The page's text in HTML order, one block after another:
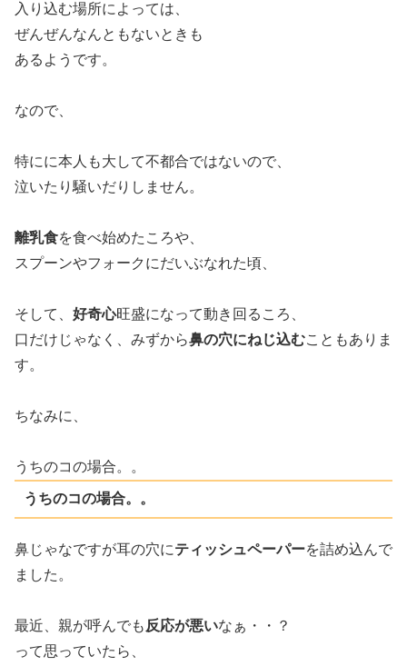
入り込む場所によっては、
ぜんぜんなんともないときも
あるようです。
なので、
特にに本人も大して不都合ではないので、
泣いたり騒いだりしません。
離乳食を食べ始めたころや、
スプーンやフォークにだいぶなれた頃、
そして、 好奇心旺盛になって動き回るころ、
口だけじゃなく、みずから鼻の穴にねじ込むこともありま
す。
ちなみに、
うちのコの場合。。
うちのコの場合。。
鼻じゃなですが耳の穴にティッシュペーパーを詰め込んで
ました。
最近、親が呼んでも 反応が悪いなぁ・・？
って思っていたら、